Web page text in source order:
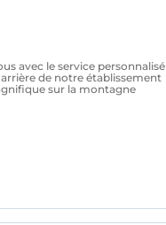
avec le service personnalisé
de notre établissement
sur la montagne